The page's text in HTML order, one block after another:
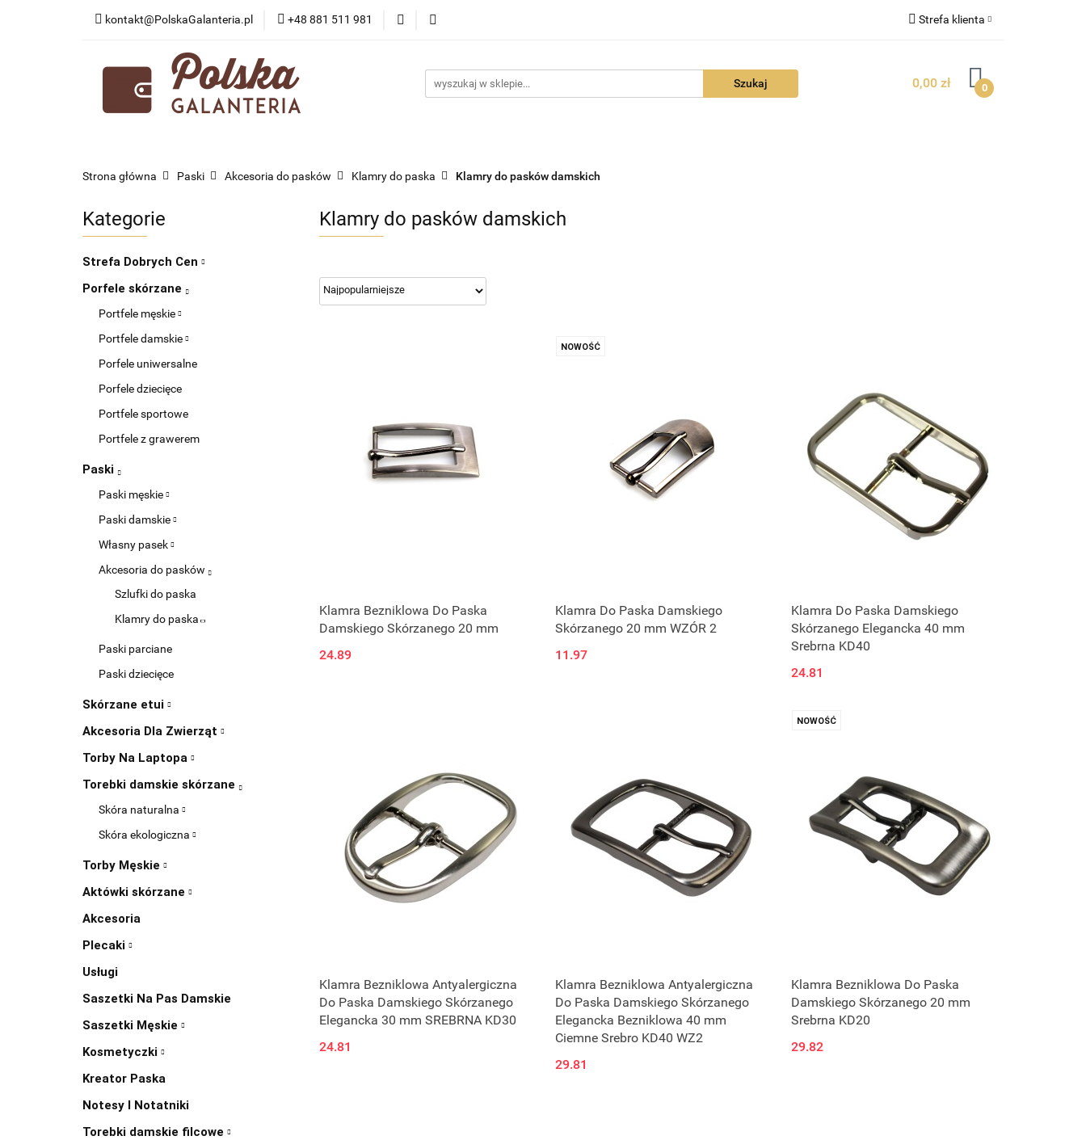
kontakt@PolskaGalanteria.pl +48 881 511 981 Strefa klienta
Zarejestruj się
0,00 zł 0
KATEGORIE NOWOŚCI PROMOCJE
PORADY I AKTUALNOŚCI
Strona główna Paski Akcesoria do pasków Klamry do paska Klamry do pasków damskich
Kategorie
Strefa Dobrych Cen
Porfele skórzane
Portfele męskie
Portfele damskie
Porfele uniwersalne
Porfele dziecięce
Portfele sportowe
Portfele z grawerem
Paski
Paski męskie
Paski damskie
Własny pasek
Akcesoria do pasków
Szlufki do paska
Klamry do paska
Paski parciane
Paski dziecięce
Skórzane etui
Akcesoria Dla Zwierząt
Torby Na Laptopa
Torebki damskie skórzane
Skóra naturalna
Skóra ekologiczna
Torby Męskie
Aktówki skórzane
Akcesoria
Plecaki
Usługi
Saszetki Na Pas Damskie
Saszetki Męskie
Kosmetyczki
Kreator Paska
Notesy I Notatniki
Torebki damskie filcowe
Klamry do pasków damskich
Klamra Bezniklowa Do Paska
Damskiego Skórzanego 20 mm
24.89
NOWOŚĆ
Klamra Do Paska Damskiego
Skórzanego 20 mm WZÓR 2
11.97
Klamra Do Paska Damskiego
Skórzanego Elegancka 40 mm
Srebrna KD40
24.81
Klamra Bezniklowa Antyalergiczna
Do Paska Damskiego Skórzanego
Elegancka 30 mm SREBRNA KD30
24.81
Klamra Bezniklowa Antyalergiczna
Do Paska Damskiego Skórzanego
Elegancka Bezniklowa 40 mm
Ciemne Srebro KD40 WZ2
29.81
NOWOŚĆ
Klamra Bezniklowa Do Paska
Damskiego Skórzanego 20 mm
Srebrna KD20
29.82